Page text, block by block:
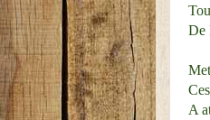
De
A